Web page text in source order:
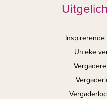
Inspirerende
Unieke